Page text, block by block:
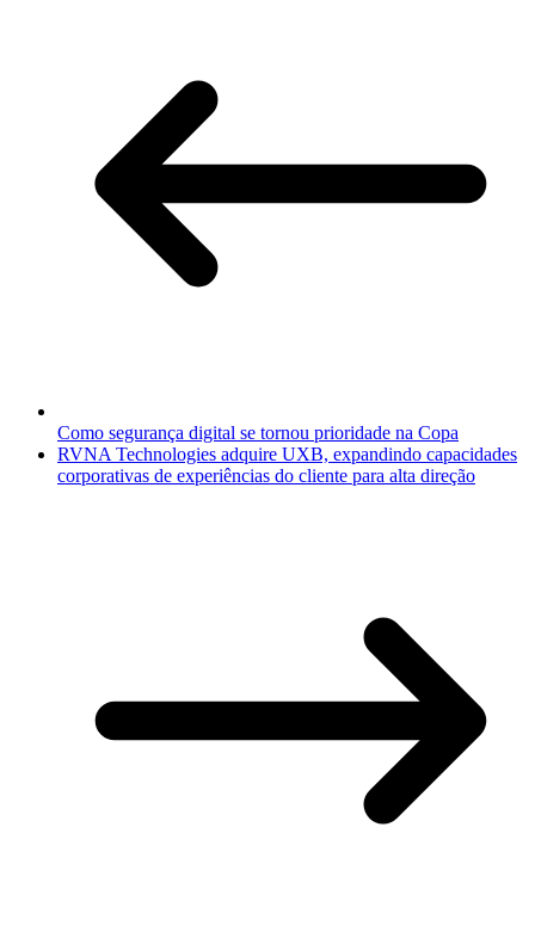
Como segurança digital se tornou prioridade na Copa
RVNA Technologies adquire UXB, expandindo capacidades
corporativas de experiências do cliente para alta direção